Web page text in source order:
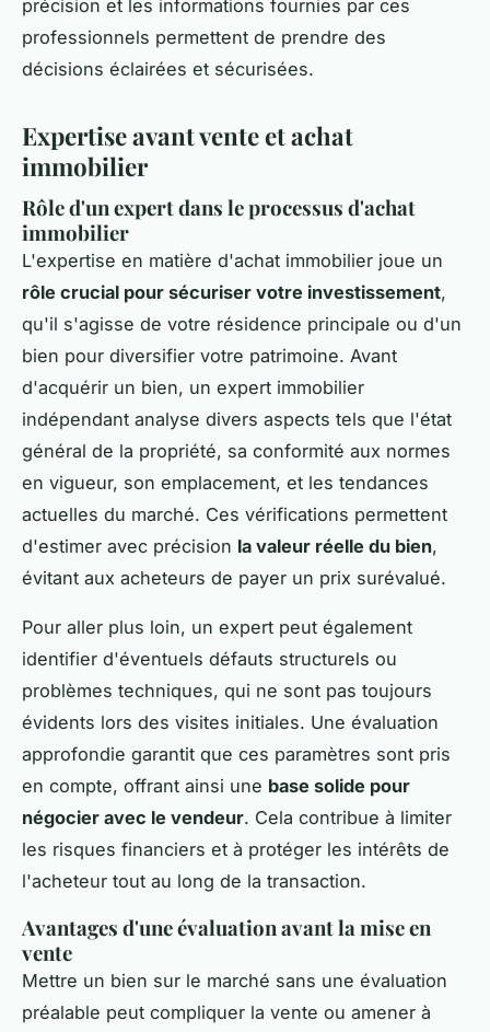
précision et les informations fournies par ces
professionnels permettent de prendre des
décisions éclairées et sécurisées.
Expertise avant vente et achat
immobilier
Rôle d'un expert dans le processus d'achat
immobilier
L'expertise en matière d'achat immobilier joue un
rôle crucial pour sécuriser votre investissement,
qu'il s'agisse de votre résidence principale ou d'un
bien pour diversifier votre patrimoine. Avant
d'acquérir un bien, un expert immobilier
indépendant analyse divers aspects tels que l'état
général de la propriété, sa conformité aux normes
en vigueur, son emplacement, et les tendances
actuelles du marché. Ces vérifications permettent
d'estimer avec précision la valeur réelle du bien,
évitant aux acheteurs de payer un prix surévalué.
Pour aller plus loin, un expert peut également
identifier d'éventuels défauts structurels ou
problèmes techniques, qui ne sont pas toujours
évidents lors des visites initiales. Une évaluation
approfondie garantit que ces paramètres sont pris
en compte, offrant ainsi une base solide pour
négocier avec le vendeur. Cela contribue à limiter
les risques financiers et à protéger les intérêts de
l'acheteur tout au long de la transaction.
Avantages d'une évaluation avant la mise en
vente
Mettre un bien sur le marché sans une évaluation
préalable peut compliquer la vente ou amener à